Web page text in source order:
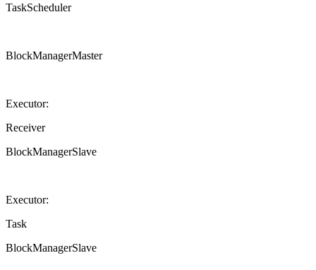
TaskScheduler
BlockManagerMaster
Executor:
Receiver
BlockManagerSlave
Executor:
Task
BlockManagerSlave